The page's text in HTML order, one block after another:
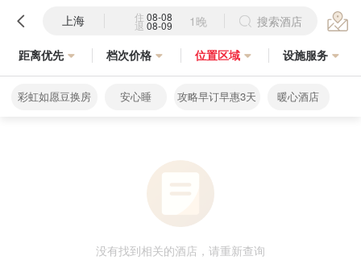
上海 住 08-08
退 08-09 1晚 搜索酒店
距离优先 档次价格 位置区域 设施服务
彩虹如愿豆换房 安心睡 攻略早订早惠3天 暖心酒店
没有找到相关的酒店，请重新查询